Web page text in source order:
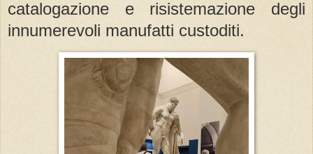
catalogazione e risistemazione degli
innumerevoli manufatti custoditi.